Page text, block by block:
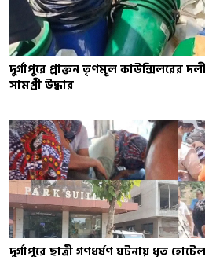
দুর্গাপুরে প্রাক্তন তৃণমূল কাউন্সিলরের
সামগ্রী উদ্ধার
দুর্গাপুরে ছাত্রী গণধর্ষণ ঘটনায় ধৃত